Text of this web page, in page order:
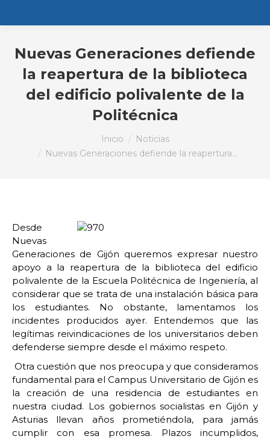
Nuevas Generaciones defiende
la reapertura de la biblioteca
del edificio polivalente de la
Politécnica
Inicio
Noticias
Nuevas Generaciones defiende la reapertura…
Desde
Nuevas
Generaciones de Gijón queremos expresar nuestro
apoyo a la reapertura de la biblioteca del edificio
polivalente de la Escuela Politécnica de Ingeniería, al
considerar que se trata de una instalación básica para
los estudiantes. No obstante, lamentamos los
incidentes producidos ayer. Entendemos que las
legítimas reivindicaciones de los universitarios deben
defenderse siempre desde el máximo respeto.
Otra cuestión que nos preocupa y que consideramos
fundamental para el Campus Universitario de Gijón es
la creación de una residencia de estudiantes en
nuestra ciudad. Los gobiernos socialistas en Gijón y
Asturias llevan años prometiéndola, para jamás
cumplir con esa promesa. Plazos incumplidos,